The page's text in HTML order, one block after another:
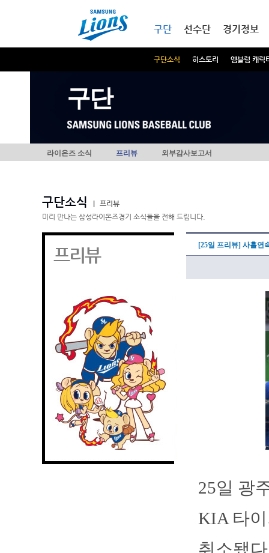
구단
구단소식 히스토리 엠블럼 캐릭
선수단 경기정보
구단
라이온즈 소식 프리뷰 외부감사보고서
구단소식
프리뷰
미리 만나는 삼성라이온즈경기 소식들을 전해 드립니다.
프리뷰 [25일 프리뷰] 사흘연
25일 광
KIA 타
취소됐